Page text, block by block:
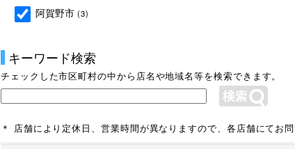
阿賀野市 (3)
キーワード検索
チェックした市区町村の中から店名や地域名等を検索できます。
＊ 店舗により定休日、営業時間が異なりますので、各店舗にてお問